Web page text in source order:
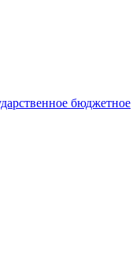
бюджетное